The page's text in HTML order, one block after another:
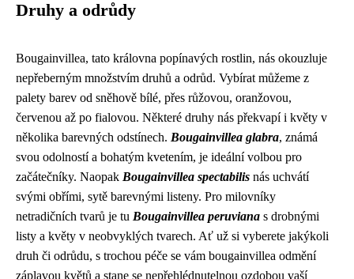
Druhy a odrůdy
Bougainvillea, tato královna popínavých rostlin, nás okouzluje
nepřeberným množstvím druhů a odrůd. Vybírat můžeme z
palety barev od sněhově bílé, přes růžovou, oranžovou,
červenou až po fialovou. Některé druhy nás překvapí i květy v
několika barevných odstínech. Bougainvillea glabra, známá
svou odolností a bohatým kvetením, je ideální volbou pro
začátečníky. Naopak Bougainvillea spectabilis nás uchvátí
svými obřími, sytě barevnými listeny. Pro milovníky
netradičních tvarů je tu Bougainvillea peruviana s drobnými
listy a květy v neobvyklých tvarech. Ať už si vyberete jakýkoli
druh či odrůdu, s trochou péče se vám bougainvillea odmění
záplavou květů a stane se nepřehlédnutelnou ozdobou vaší